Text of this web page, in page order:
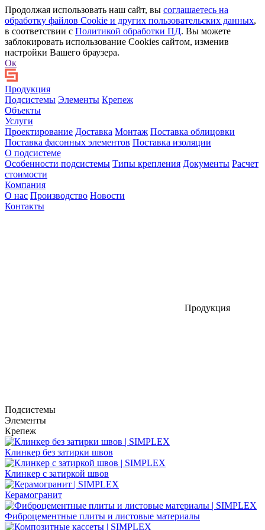
Продолжая использовать наш сайт, вы соглашаетесь на
обработку файлов Сookie и других пользовательских данных,
в соответствии с Политикой обработки ПД. Вы можете
заблокировать использование Cookies сайтом, изменив
настройки Вашего браузера.
Ок
Продукция
Подсистемы Элементы Крепеж
Объекты
Услуги
Проектирование Доставка Монтаж Поставка облицовки
Поставка фасонных элементов Поставка изоляции
О подсистеме
Особенности подсистемы Типы крепления Документы Расчет
стоимости
Компания
О нас Производство Новости
Контакты
Продукция
Подсистемы
Элементы
Крепеж
Клинкер без затирки швов
Клинкер с затиркой швов
Керамогранит
Фиброцементные плиты и листовые материалы